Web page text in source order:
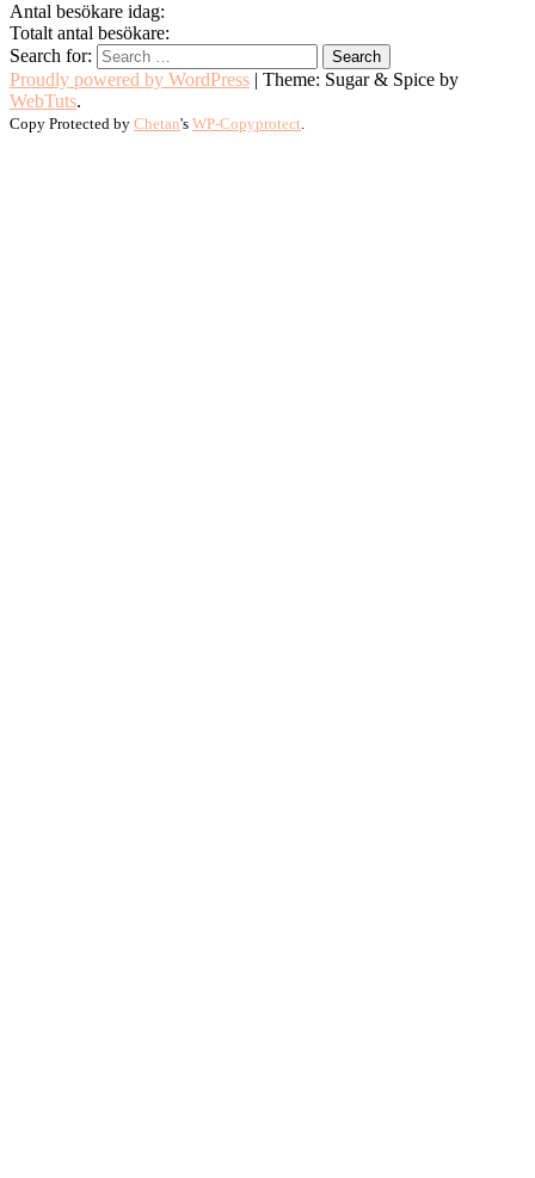
Antal besökare idag:
Totalt antal besökare:
Search for:
Proudly powered by WordPress | Theme: Sugar & Spice by
WebTuts.
Copy Protected by Chetan's WP-Copyprotect.